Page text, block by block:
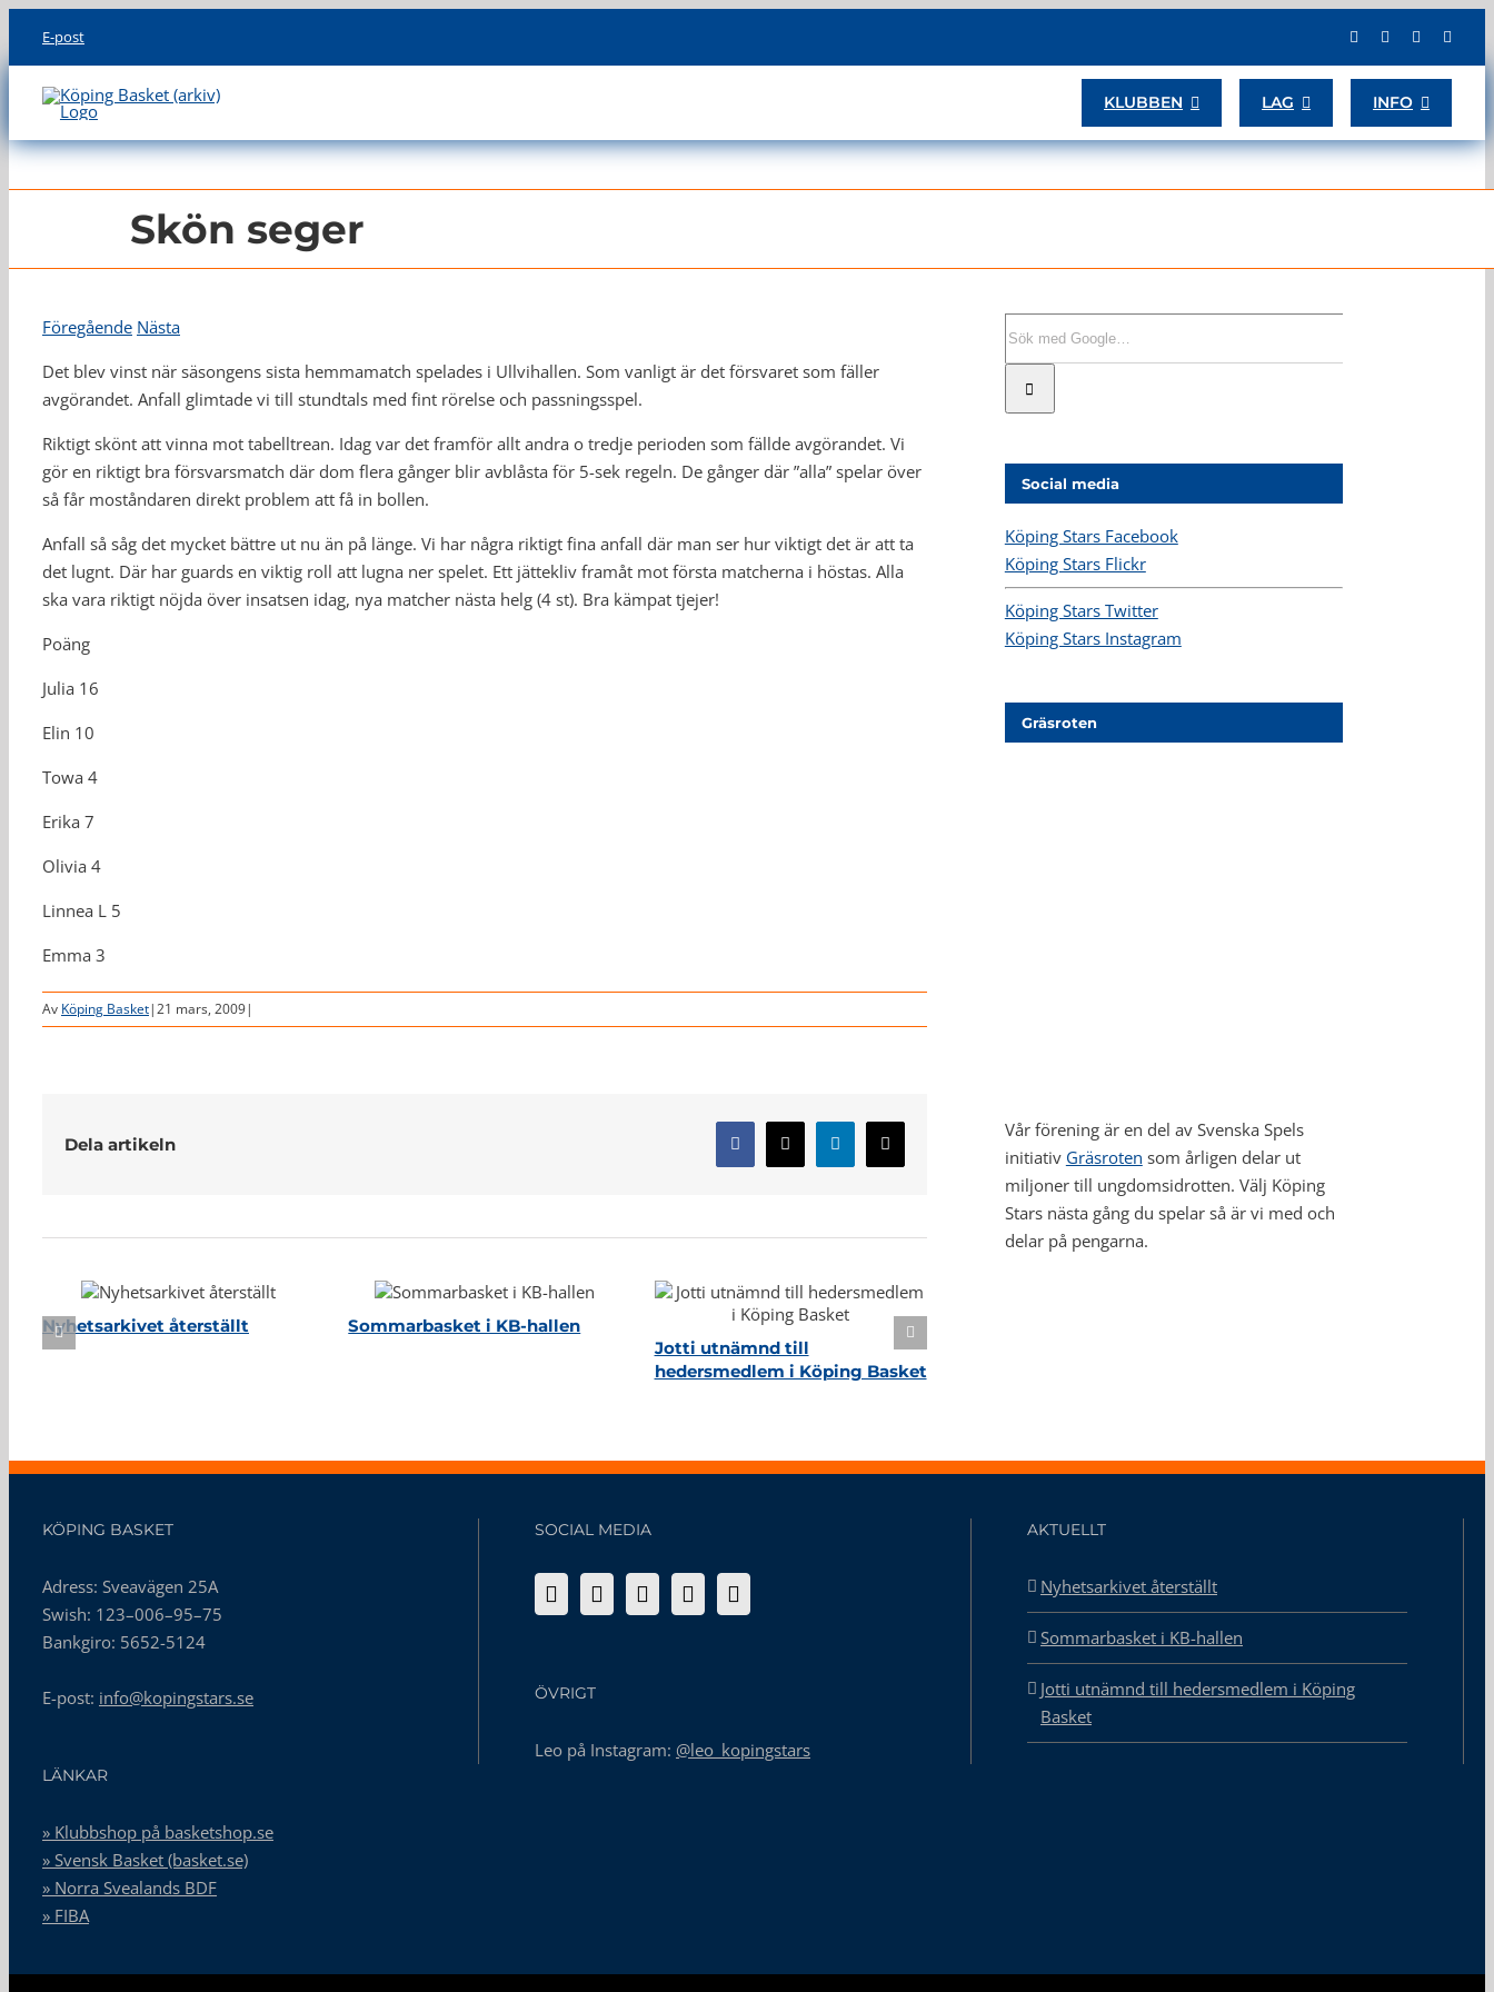
content
E-post
KLUBBEN LAG INFO
Skön seger
Föregående Nästa
Det blev vinst när säsongens sista hemmamatch spelades i Ullvihallen. Som vanligt är det försvaret som fäller
avgörandet. Anfall glimtade vi till stundtals med fint rörelse och passningsspel.
Riktigt skönt att vinna mot tabelltrean. Idag var det framför allt andra o tredje perioden som fällde avgörandet. Vi
gör en riktigt bra försvarsmatch där dom flera gånger blir avblåsta för 5-sek regeln. De gånger där ”alla” spelar över
så får moståndaren direkt problem att få in bollen.
Anfall så såg det mycket bättre ut nu än på länge. Vi har några riktigt fina anfall där man ser hur viktigt det är att ta
det lugnt. Där har guards en viktig roll att lugna ner spelet. Ett jättekliv framåt mot första matcherna i höstas. Alla
ska vara riktigt nöjda över insatsen idag, nya matcher nästa helg (4 st). Bra kämpat tjejer!
Poäng
Julia 16
Elin 10
Towa 4
Erika 7
Olivia 4
Linnea L 5
Emma 3
Av Köping Basket|21 mars, 2009|
Dela artikeln Facebook
X LinkedIn
E-
post
Nyhetsarkivet återställt
Sommarbasket i KB-hallen
Jotti utnämnd till
hedersmedlem i Köping Basket
Social media
Köping Stars Facebook
Köping Stars Flickr
Köping Stars Twitter
Köping Stars Instagram
Gräsroten
Vår förening är en del av Svenska Spels
initiativ Gräsroten som årligen delar ut
miljoner till ungdomsidrotten. Välj Köping
Stars nästa gång du spelar så är vi med och
delar på pengarna.
KÖPING BASKET
Adress: Sveavägen 25A
Swish: 123–006–95–75
Bankgiro: 5652-5124
E-post: info@kopingstars.se
SOCIAL MEDIA
ÖVRIGT
Leo på Instagram: @leo_kopingstars
AKTUELLT
Nyhetsarkivet återställt
Sommarbasket i KB-hallen
Jotti utnämnd till hedersmedlem i Köping
Basket
LÄNKAR
» Klubbshop på basketshop.se
» Svensk Basket (basket.se)
» Norra Svealands BDF
» FIBA